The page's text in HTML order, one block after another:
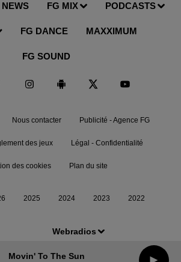
Webradios
Movin' To The Sun
NEWS FG MIX PODCASTS
FG DANCE MAXXIMUM
FG SOUND
Nous contacter Publicité - Agence FG
des jeux Légal - Confidentialité
des cookies Plan du site
2025 2024 2023 2022